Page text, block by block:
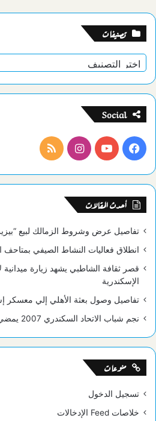
تصنيفات
تصنيفات
Social
فيسبوكيوتيوبانستقرامملخص
الموقع
أحدث المقالات
تفاصيل عرض وشروط الزمالك لبيع
انطلاق فعاليات النشاط الصيفي بمتاحف
قصر ثقافة الشاطبي يشهد زيارة ميدانية
الإسكندرية
تفاصيل وصول بعثة الأهلي إلي معسكر
نجم شباب الاتحاد السكندري 2007 يمضي علي أولي خطوات الإحتراف
منوعات
تسجيل الدخول
خلاصات Feed الإدخالات